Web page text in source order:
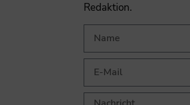
Redaktion.